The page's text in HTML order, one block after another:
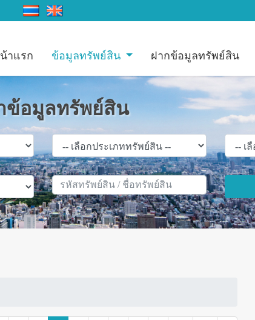
าแรก ข้อมูลทรัพย์สิน ฝากข้อมูลทรัพย์สิน
ข้อมูลทรัพย์สิน